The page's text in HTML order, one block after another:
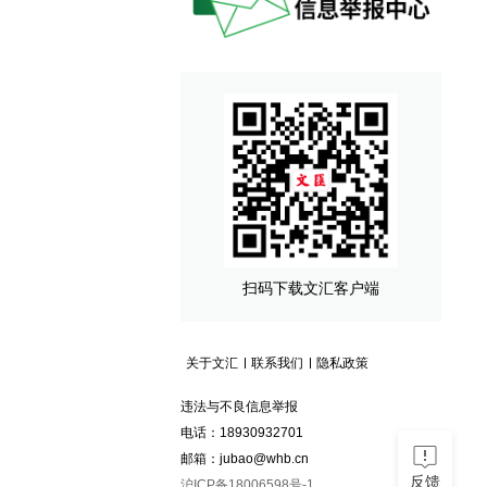
扫码下载文汇客户端
关于文汇 联系我们 隐私政策
违法与不良信息举报
电话：18930932701
邮箱：jubao@whb.cn
反馈